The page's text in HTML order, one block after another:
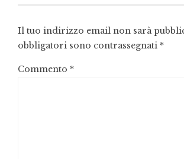
Il tuo indirizzo email non sarà
obbligatori sono contrassegnati *
Commento *